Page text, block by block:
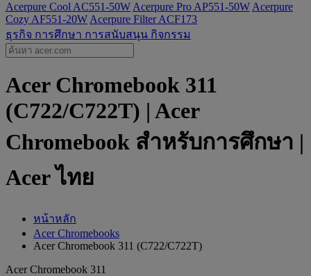
Acerpure Cool AC551-50W Acerpure Pro AP551-50W Acerpure
Cozy AF551-20W Acerpure Filter ACF173
ธุรกิจ การศึกษา การสนับสนุน กิจกรรม
Acer Chromebook 311
(C722/C722T) | Acer
Chromebook สำหรับการศึกษา |
Acer ไทย
หน้าหลัก
Acer Chromebooks
Acer Chromebook 311 (C722/C722T)
Acer Chromebook 311